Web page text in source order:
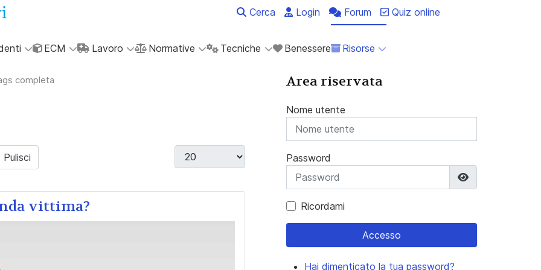
Cerca Login Forum Quiz online
ECM Lavoro Normative Tecniche Benessere Risorse
completa
Pulisci Visualizza #
vittima?
Area riservata
Nome utente
Password
Ricordami
Accesso
Hai dimenticato la tua password?